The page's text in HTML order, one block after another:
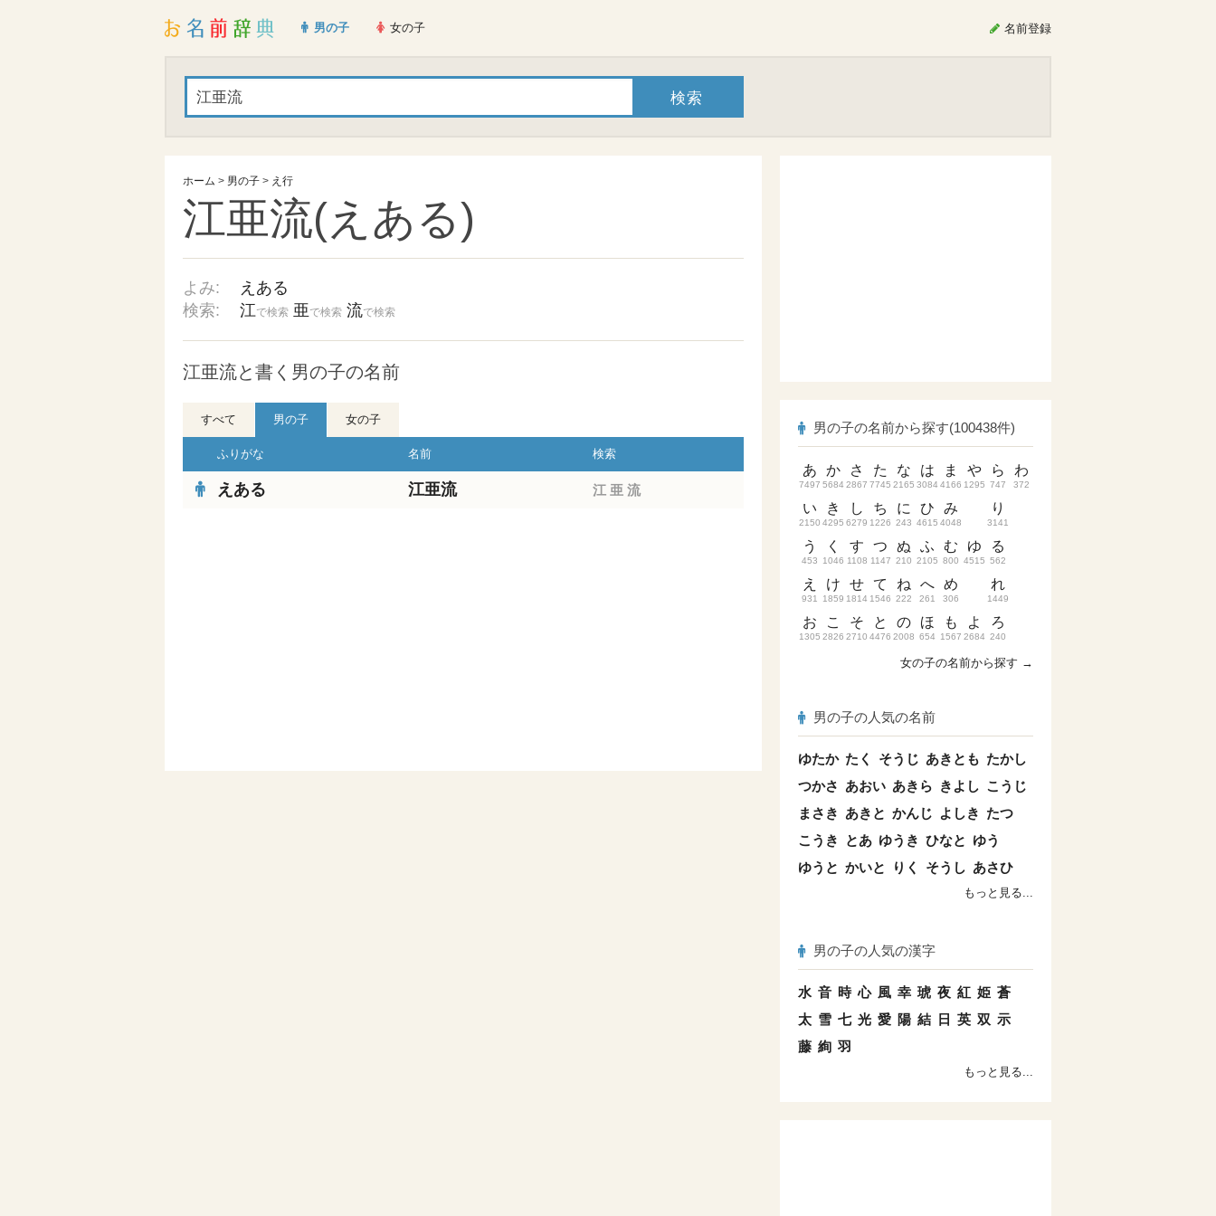
男の子 女の子 名前登録
ホーム > 男の子 > え行
江亜流(えある)
よみ:
えある
検索:
江で検索 亜 で検索 流で検索
江亜流と書く男の子の名前
すべて 男の子 女の子
ふりがな 名前 検索
えある 江亜流 江 亜 流
男の子の名前から探す(100438件)
あ
7497
い
2150
う
453
え
931
お
1305
か
5684
き
4295
く
1046
け
1859
こ
2826
さ
2867
し
6279
す
1108
せ
1814
そ
2710
た
7745
ち
1226
つ
1147
て
1546
と
4476
な
2165
に
243
ぬ
210
ね
222
の
2008
は
3084
ひ
4615
ふ
2105
へ
261
ほ
654
ま
4166
み
4048
む
800
め
306
も
1567
や
1295
ゆ
4515
よ
2684
ら
747
り
3141
る
562
れ
1449
ろ
240
わ
372
女の子の名前から探す →
男の子の人気の名前
ゆたか たく そうじ あきとも たかし
つかさ あおい あきら きよし こうじ
まさき あきと かんじ よしき たつ
こうき
とあ ゆうき ひなと ゆう
ゆうと かいと りく そうし あさひ
もっと見る...
男の子の人気の漢字
水 音 時 心 風 幸 琥 夜 紅 姫 蒼
太 雪 七 光 愛 陽 結 日 英 双 示
藤 絢 羽
もっと見る...